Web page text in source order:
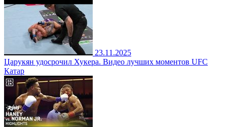
23.11.2025
Царукян удосрочил Хукера. Видео лучших моментов UFC
Катар